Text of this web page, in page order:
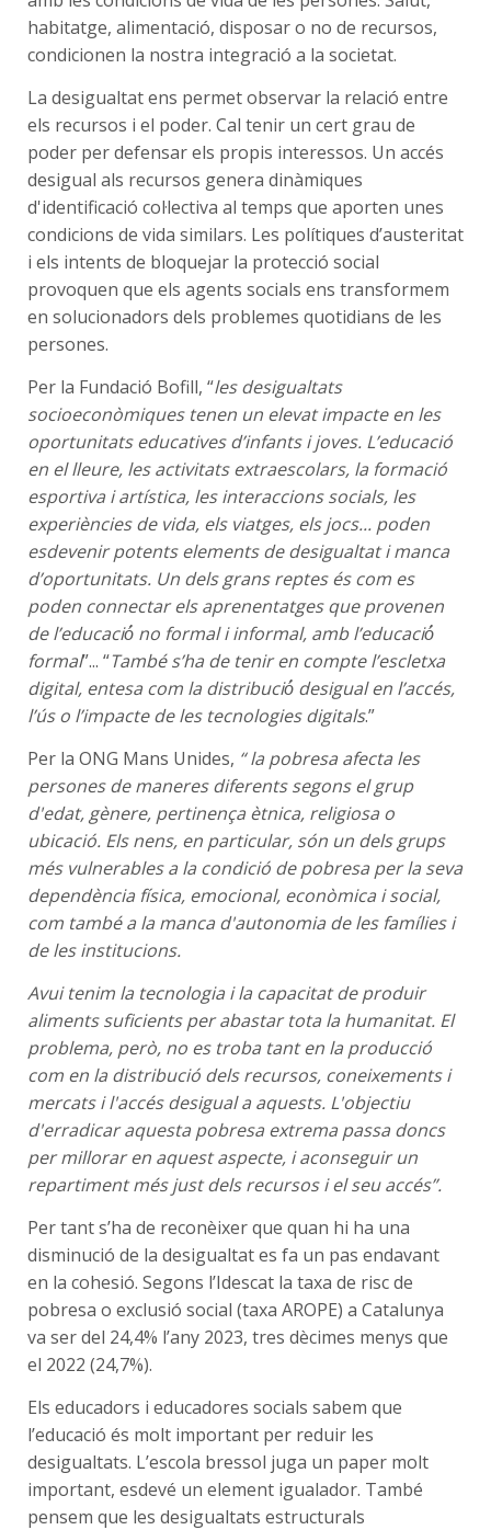
habitatge, alimentació, disposar o no de recursos,
condicionen la nostra integració a la societat.
La desigualtat ens permet observar la relació entre
els recursos i el poder. Cal tenir un cert grau de
poder per defensar els propis interessos. Un accés
desigual als recursos genera dinàmiques
d'identificació col·lectiva al temps que aporten unes
condicions de vida similars. Les polítiques d’austeritat
i els intents de bloquejar la protecció social
provoquen que els agents socials ens transformem
en solucionadors dels problemes quotidians de les
persones.
Per la Fundació Bofill, “les desigualtats
socioeconòmiques tenen un elevat impacte en les
oportunitats educatives d’infants i joves. L’educació
en el lleure, les activitats extraescolars, la formació
esportiva i artística, les interaccions socials, les
experiències de vida, els viatges, els jocs... poden
esdevenir potents elements de desigualtat i manca
d’oportunitats. Un dels grans reptes és com es
poden connectar els aprenentatges que provenen
de l’educació́ no formal i informal, amb l’educació́
formal”... “També s’ha de tenir en compte l’escletxa
digital, entesa com la distribució́ desigual en l’accés,
l’ús o l’impacte de les tecnologies digitals.”
Per la ONG Mans Unides, “ la pobresa afecta les
persones de maneres diferents segons el grup
d'edat, gènere, pertinença ètnica, religiosa o
ubicació. Els nens, en particular, són un dels grups
més vulnerables a la condició de pobresa per la seva
dependència física, emocional, econòmica i social,
com també a la manca d'autonomia de les famílies i
de les institucions.
Avui tenim la tecnologia i la capacitat de produir
aliments suficients per abastar tota la humanitat. El
problema, però, no es troba tant en la producció
com en la distribució dels recursos, coneixements i
mercats i l'accés desigual a aquests. L'objectiu
d'erradicar aquesta pobresa extrema passa doncs
per millorar en aquest aspecte, i aconseguir un
repartiment més just dels recursos i el seu accés”.
Per tant s’ha de reconèixer que quan hi ha una
disminució de la desigualtat es fa un pas endavant
en la cohesió. Segons l’Idescat la taxa de risc de
pobresa o exclusió social (taxa AROPE) a Catalunya
va ser del 24,4% l’any 2023, tres dècimes menys que
el 2022 (24,7%).
Els educadors i educadores socials sabem que
l’educació és molt important per reduir les
desigualtats. L’escola bressol juga un paper molt
important, esdevé un element igualador. També
pensem que les desigualtats estructurals